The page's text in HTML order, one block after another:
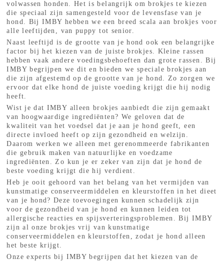
volwassen honden. Het is belangrijk om brokjes te kiezen
die speciaal zijn samengesteld voor de levensfase van je
hond. Bij IMBY hebben we een breed scala aan brokjes voor
alle leeftijden, van puppy tot senior.
Naast leeftijd is de grootte van je hond ook een belangrijke
factor bij het kiezen van de juiste brokjes. Kleine rassen
hebben vaak andere voedingsbehoeften dan grote rassen. Bij
IMBY begrijpen we dit en bieden we speciale brokjes aan
die zijn afgestemd op de grootte van je hond. Zo zorgen we
ervoor dat elke hond de juiste voeding krijgt die hij nodig
heeft.
Wist je dat IMBY alleen brokjes aanbiedt die zijn gemaakt
van hoogwaardige ingrediënten? We geloven dat de
kwaliteit van het voedsel dat je aan je hond geeft, een
directe invloed heeft op zijn gezondheid en welzijn.
Daarom werken we alleen met gerenommeerde fabrikanten
die gebruik maken van natuurlijke en voedzame
ingrediënten. Zo kun je er zeker van zijn dat je hond de
beste voeding krijgt die hij verdient.
Heb je ooit gehoord van het belang van het vermijden van
kunstmatige conserveermiddelen en kleurstoffen in het dieet
van je hond? Deze toevoegingen kunnen schadelijk zijn
voor de gezondheid van je hond en kunnen leiden tot
allergische reacties en spijsverteringsproblemen. Bij IMBY
zijn al onze brokjes vrij van kunstmatige
conserveermiddelen en kleurstoffen, zodat je hond alleen
het beste krijgt.
Onze experts bij IMBY begrijpen dat het kiezen van de